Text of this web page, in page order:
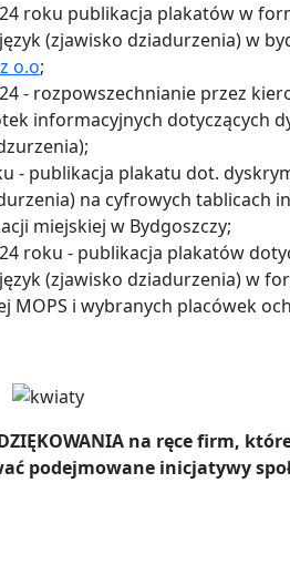
roku publikacja plakatów w
(zjawisko dziadurzenia) w
o.o;
- rozpowszechnianie przez
informacyjnych dotyczących
- publikacja plakatu dot.
na cyfrowych tablicach
miejskiej w Bydgoszczy;
roku - publikacja plakatów
(zjawisko dziadurzenia) w
MOPS i wybranych placówek
na ręce firm,
podejmowane inicjatywy